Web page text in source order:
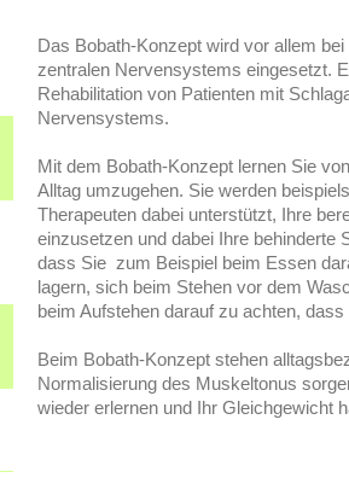
Das Bobath-Konzept wird vor allem
zentralen Nervensystems eingesetzt.
Rehabilitation von Patienten mit
Nervensystems.
Mit dem Bobath-Konzept lernen Sie
Alltag umzugehen. Sie werden
Therapeuten dabei unterstützt, Ihre
einzusetzen und dabei Ihre behinderte
dass Sie zum Beispiel beim Essen
lagern, sich beim Stehen vor dem
beim Aufstehen darauf zu achten,
Beim Bobath-Konzept stehen
Normalisierung des Muskeltonus
wieder erlernen und Ihr Gleichgewicht